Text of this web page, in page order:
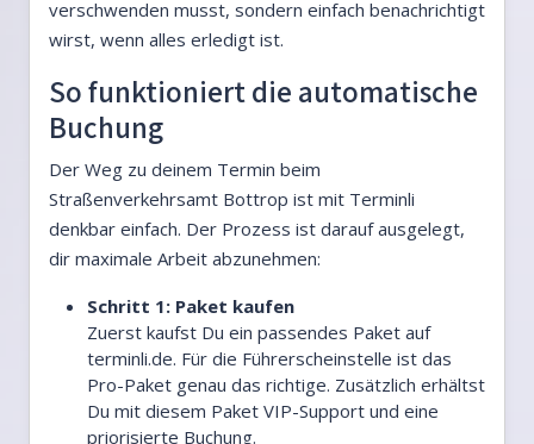
verschwenden musst, sondern einfach benachrichtigt
wirst, wenn alles erledigt ist.
So funktioniert die automatische
Buchung
Der Weg zu deinem Termin beim
Straßenverkehrsamt Bottrop ist mit Terminli
denkbar einfach. Der Prozess ist darauf ausgelegt,
dir maximale Arbeit abzunehmen:
Schritt 1: Paket kaufen
Zuerst kaufst Du ein passendes Paket auf
terminli.de. Für die Führerscheinstelle ist das
Pro-Paket genau das richtige. Zusätzlich erhältst
Du mit diesem Paket VIP-Support und eine
priorisierte Buchung.